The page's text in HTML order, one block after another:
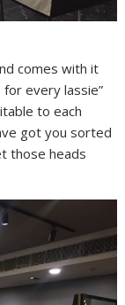
comes with it
every lassie”
to each
got you sorted
those heads